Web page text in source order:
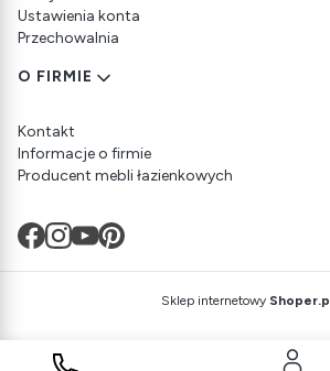
Ustawienia konta
Przechowalnia
O FIRMIE
Kontakt
Informacje o firmie
Producent mebli łazienkowych
Sklep internetowy